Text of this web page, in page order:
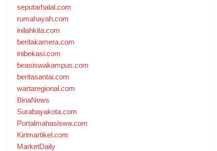
seputarhalal.com
rumahayah.com
inilahkita.com
beritakamera.com
inibekasi.com
beasiswakampus.com
beritasantai.com
wartaregional.com
BinaNews
Surabayakota.com
Portalmahasiswa.com
Kirimartikel.com
MarketDaily